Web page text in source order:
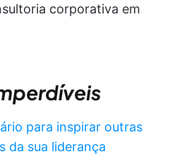
corporativa em
para inspirar outras
da sua liderança